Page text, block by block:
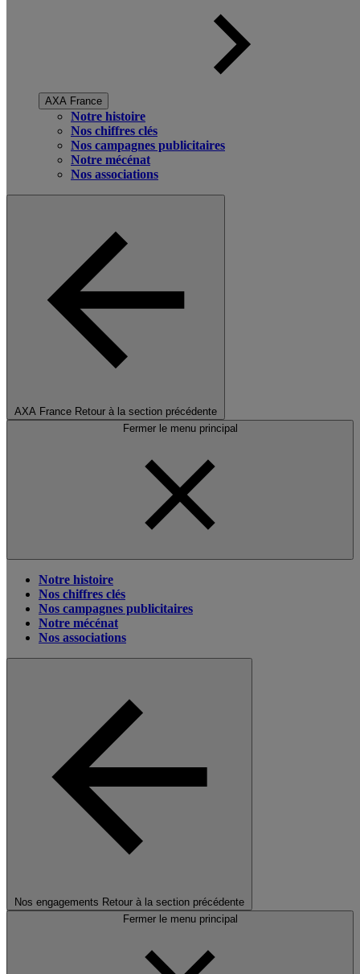
AXA France
Notre histoire
Nos chiffres clés
Nos campagnes publicitaires
Notre mécénat
Nos associations
AXA France Retour à la section précédente
Fermer le menu principal
Notre histoire
Nos chiffres clés
Nos campagnes publicitaires
Notre mécénat
Nos associations
Nos engagements Retour à la section précédente
Fermer le menu principal